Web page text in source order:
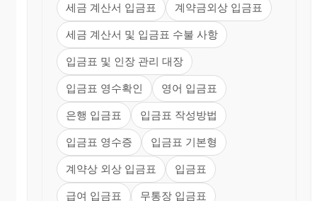
세금 계산서 입금표 계약금외상 입금표
세금 계산서 및 입금표 수불 사항
입금표 및 인장 관리 대장
입금표 영수확인 영어 입금표
은행 입금표 입금표 작성방법
입금표 영수증 입금표 기본형
계약상 외상 입금표 입금표
급여 입금표 무통장 입금표